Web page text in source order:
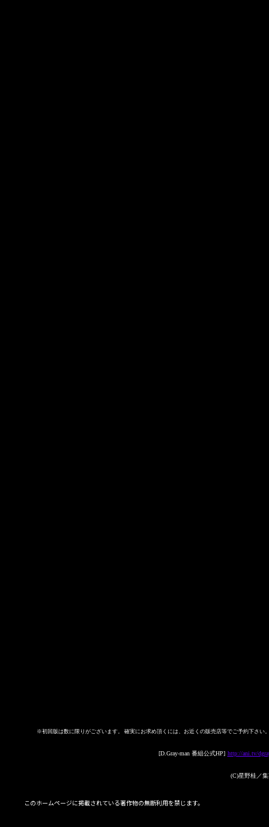
※初回版は数に限りがございます。 確実にお求め頂くには、お近くの販売店等でご予約下さ
[D.Gray-man 番組公式HP] http://ani.tv/
(C)星野桂／
このホームページに掲載されている著作物の無断利用を禁じます。